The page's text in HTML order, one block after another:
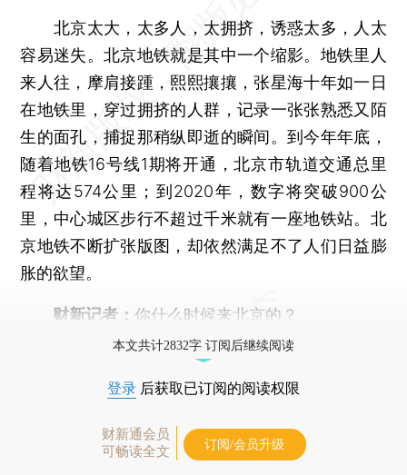
北京太大，太多人，太拥挤，诱惑太多，人太
容易迷失。北京地铁就是其中一个缩影。地铁里人
来人往，摩肩接踵，熙熙攘攘，张星海十年如一日
在地铁里，穿过拥挤的人群，记录一张张熟悉又陌
生的面孔，捕捉那稍纵即逝的瞬间。到今年年底，
随着地铁16号线1期将开通，北京市轨道交通总里
程将达574公里；到2020年，数字将突破900公
里，中心城区步行不超过千米就有一座地铁站。北
京地铁不断扩张版图，却依然满足不了人们日益膨
胀的欲望。
财新记者：你什么时候来北京的？
本文共计2832字 订阅后继续阅读
登录 后获取已订阅的阅读权限
财新通会员
可畅读全文
订阅/会员升级